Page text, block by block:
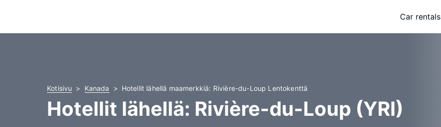
Car rentals
Kotisivu Kanada Hotellit lähellä maamerkkiä: Rivière-du-Loup Lentokenttä
Hotellit lähellä: Rivière-du-Loup (YRI)